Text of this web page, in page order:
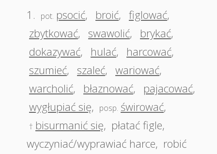
1.
pot. psocić, broić, figlować,
zbytkować, swawolić, brykać,
dokazywać, hulać, harcować,
szumieć, szaleć, wariować,
warcholić, błaznować, pajacować,
wygłupiać się, posp. świrować,
† bisurmanić się, płatać figle,
wyczyniać/wyprawiać harce, robić